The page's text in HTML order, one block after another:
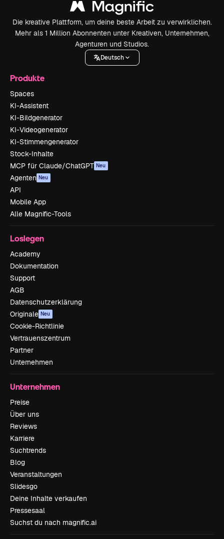
Die kreative Plattform, um deine beste Arbeit zu verwirklichen.
Mehr als 1 Million Abonnenten unter Kreativen, Unternehmen,
Agenturen und Studios.
Deutsch
Produkte
Spaces
KI-Assistent
KI-Bildgenerator
KI-Videogenerator
KI-Stimmengenerator
Stock-Inhalte
MCP für Claude/ChatGPT Neu
Agenten Neu
API
Mobile App
Alle Magnific-Tools
Loslegen
Academy
Dokumentation
Support
AGB
Datenschutzerklärung
Originale Neu
Cookie-Richtlinie
Vertrauenszentrum
Partner
Unternehmen
Unternehmen
Preise
Über uns
Reviews
Karriere
Suchtrends
Blog
Veranstaltungen
Slidesgo
Deine Inhalte verkaufen
Pressesaal
Suchst du nach magnific.ai